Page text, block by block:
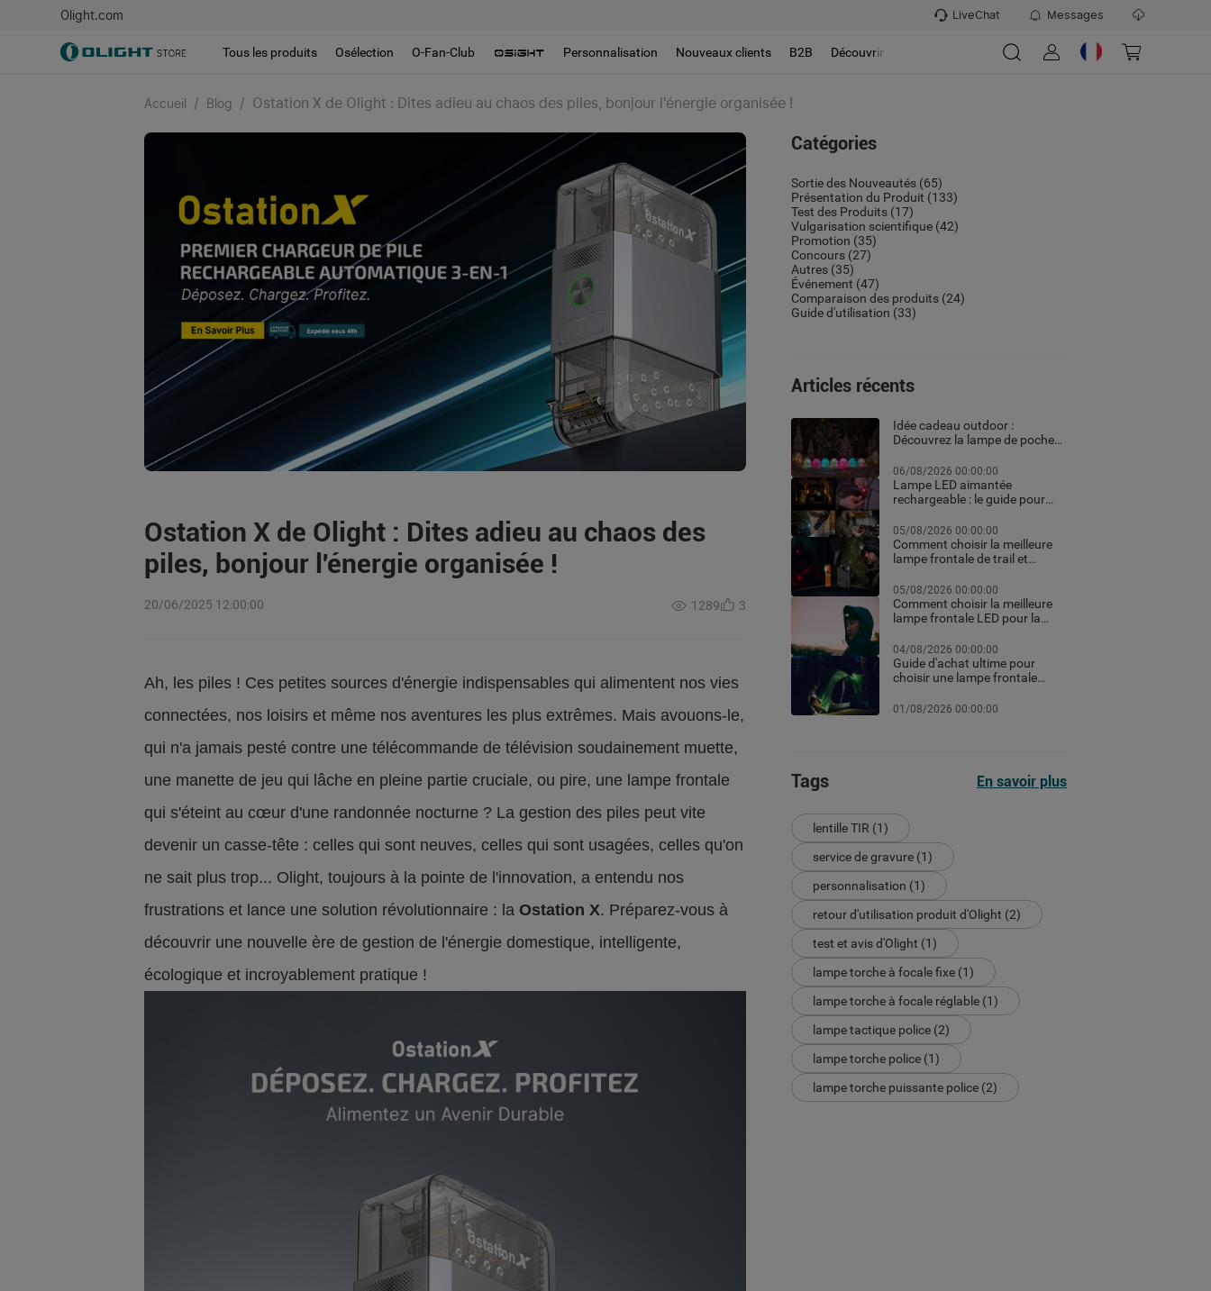
Olight.com LiveChat Messages
Tous les produits Osélection O-Fan-Club Personnalisation Nouveaux clients B2B Découvrir
Accueil / Blog / Ostation X de Olight : Dites adieu au chaos des piles, bonjour l'énergie organisée !
Ostation X de Olight : Dites adieu au chaos des
piles, bonjour l'énergie organisée !
20/06/2025 12:00:00 1289 3
Ah, les piles ! Ces petites sources d'énergie indispensables qui alimentent nos vies
connectées, nos loisirs et même nos aventures les plus extrêmes. Mais avouons-le,
qui n'a jamais pesté contre une télécommande de télévision soudainement muette,
une manette de jeu qui lâche en pleine partie cruciale, ou pire, une lampe frontale
qui s'éteint au cœur d'une randonnée nocturne ? La gestion des piles peut vite
devenir un casse-tête : celles qui sont neuves, celles qui sont usagées, celles qu'on
ne sait plus trop... Olight, toujours à la pointe de l'innovation, a entendu nos
frustrations et lance une solution révolutionnaire : laOstation X. Préparez-vous à
découvrir une nouvelle ère de gestion de l'énergie domestique, intelligente,
écologique et incroyablement pratique !
Catégories
Sortie des Nouveautés (65)
Présentation du Produit (133)
Test des Produits (17)
Vulgarisation scientifique (42)
Promotion (35)
Concours (27)
Autres (35)
Événement (47)
Comparaison des produits (24)
Guide d'utilisation (33)
Articles récents
Idée cadeau outdoor :
Découvrez la lampe de poche
équipements high-tech pour
Noël
06/08/2026 00:00:00
Lampe LED aimantée
rechargeable : le guide pour
05/08/2026 00:00:00
Comment choisir la meilleure
lampe frontale de trail et
nuit
05/08/2026 00:00:00
Comment choisir la meilleure
lampe frontale LED pour la
04/08/2026 00:00:00
Guide d'achat ultime pour
choisir une lampe frontale
professionnelle pour le
01/08/2026 00:00:00
Tags En savoir plus
lentille TIR (1)
service de gravure (1)
personnalisation (1)
retour d'utilisation produit d'Olight (2)
test et avis d'Olight (1)
lampe torche à focale fixe (1)
lampe torche à focale réglable (1)
lampe tactique police (2)
lampe torche police (1)
lampe torche puissante police (2)